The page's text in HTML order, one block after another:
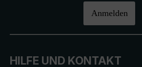
Anmelden
HILFE UND KONTAKT